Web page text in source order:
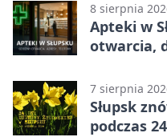
8 sierpnia
Apteki w
otwarcia,
7 sierpnia
Słupsk
podczas